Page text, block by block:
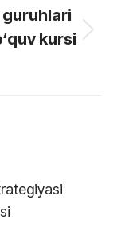
kursi